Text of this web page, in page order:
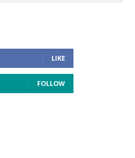
LIKE
FOLLOW